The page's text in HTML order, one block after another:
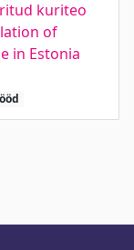
kuriteo
of
in Estonia